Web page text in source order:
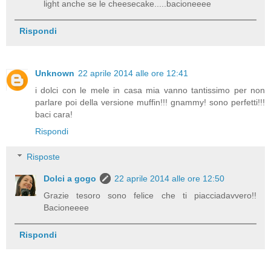
light anche se le cheesecake.....bacioneeee
Rispondi
Unknown 22 aprile 2014 alle ore 12:41
i dolci con le mele in casa mia vanno tantissimo per non
parlare poi della versione muffin!!! gnammy! sono perfetti!!!
baci cara!
Rispondi
Risposte
Dolci a gogo
22 aprile 2014 alle ore 12:50
Grazie tesoro sono felice che ti piacciadavvero!!
Bacioneeee
Rispondi